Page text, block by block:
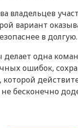
владельцев
вариант
в долгую.
делает одна
ошибок,
которой
не бесконечно